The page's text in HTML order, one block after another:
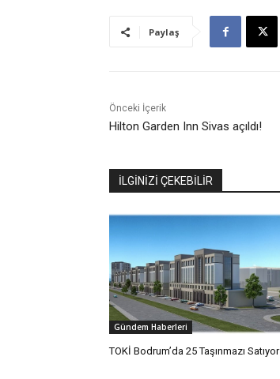
Paylaş
Önceki İçerik
Hilton Garden Inn Sivas açıldı!
İLGİNİZİ ÇEKEBİLİR
Gündem Haberleri
TOKİ Bodrum’da 25 Taşınmazı Satıyor